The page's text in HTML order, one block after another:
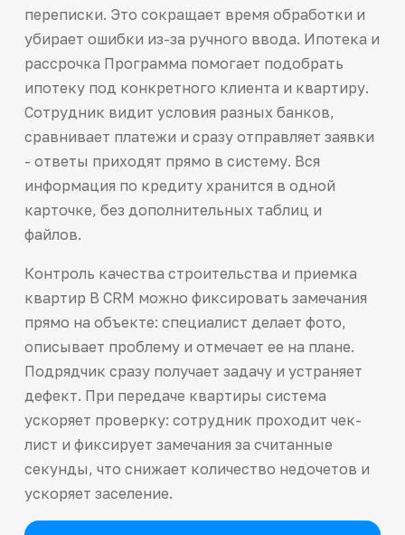
переписки. Это сокращает время обработки и
убирает ошибки из-за ручного ввода. Ипотека и
рассрочка Программа помогает подобрать
ипотеку под конкретного клиента и квартиру.
Сотрудник видит условия разных банков,
сравнивает платежи и сразу отправляет заявки
- ответы приходят прямо в систему. Вся
информация по кредиту хранится в одной
карточке, без дополнительных таблиц и
файлов.
Контроль качества строительства и приемка
квартир В CRM можно фиксировать замечания
прямо на объекте: специалист делает фото,
описывает проблему и отмечает ее на плане.
Подрядчик сразу получает задачу и устраняет
дефект. При передаче квартиры система
ускоряет проверку: сотрудник проходит чек-
лист и фиксирует замечания за считанные
секунды, что снижает количество недочетов и
ускоряет заселение.